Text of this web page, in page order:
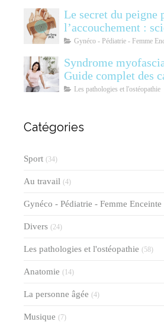
Le secret du peigne
l’accouchement :
soulagement
Gynéco - Pédiatrie - Femme
Syndrome
Guide complet des
symptômes,
Les pathologies et l'ostéopathie
Catégories
Sport (34)
Au travail (4)
Gynéco - Pédiatrie - Femme Enceinte
Divers (24)
Les pathologies et l'ostéopathie (58)
Anatomie (14)
La personne âgée (4)
Musique (7)